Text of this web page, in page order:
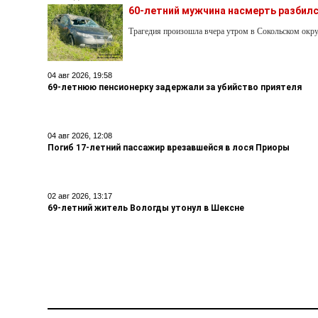
60-летний мужчина насмерть
Трагедия произошла вчера утром в Сокольском
04 авг 2026, 19:58
69-летнюю пенсионерку задержали за убийство приятеля
04 авг 2026, 12:08
Погиб 17-летний пассажир врезавшейся в лося Приоры
02 авг 2026, 13:17
69-летний житель Вологды утонул в Шексне